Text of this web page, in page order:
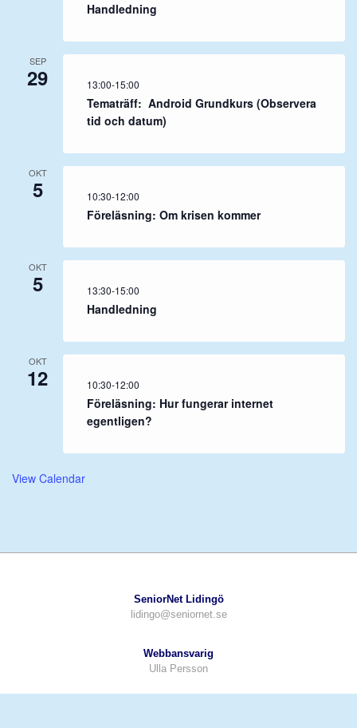
Handledning
SEP
29 13:00-15:00
Tematräff: Android Grundkurs (Observera
tid och datum)
OKT
5 10:30-12:00
Föreläsning: Om krisen kommer
OKT
5 13:30-15:00
Handledning
OKT
12 10:30-12:00
Föreläsning: Hur fungerar internet
egentligen?
View Calendar
SeniorNet Lidingö
lidingo@seniornet.se
Webbansvarig
Ulla Persson